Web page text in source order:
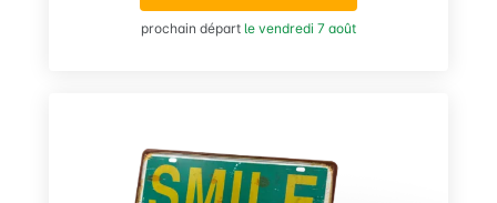
prochain départ le vendredi 7 août